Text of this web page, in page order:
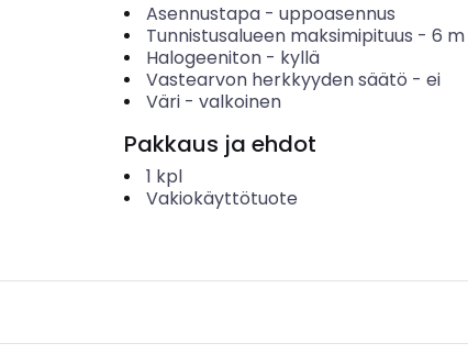
Asennustapa- uppoasennus
Tunnistusalueen maksimipituus - 6 m
Halogeeniton- kyllä
Vastearvon herkkyyden säätö - ei
Väri- valkoinen
Pakkaus ja ehdot
1 kpl
Vakiokäyttötuote